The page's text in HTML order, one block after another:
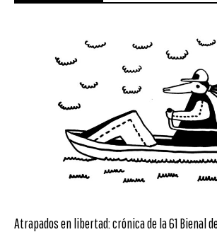
Atrapados en libertad: crónica de la 61 Bienal